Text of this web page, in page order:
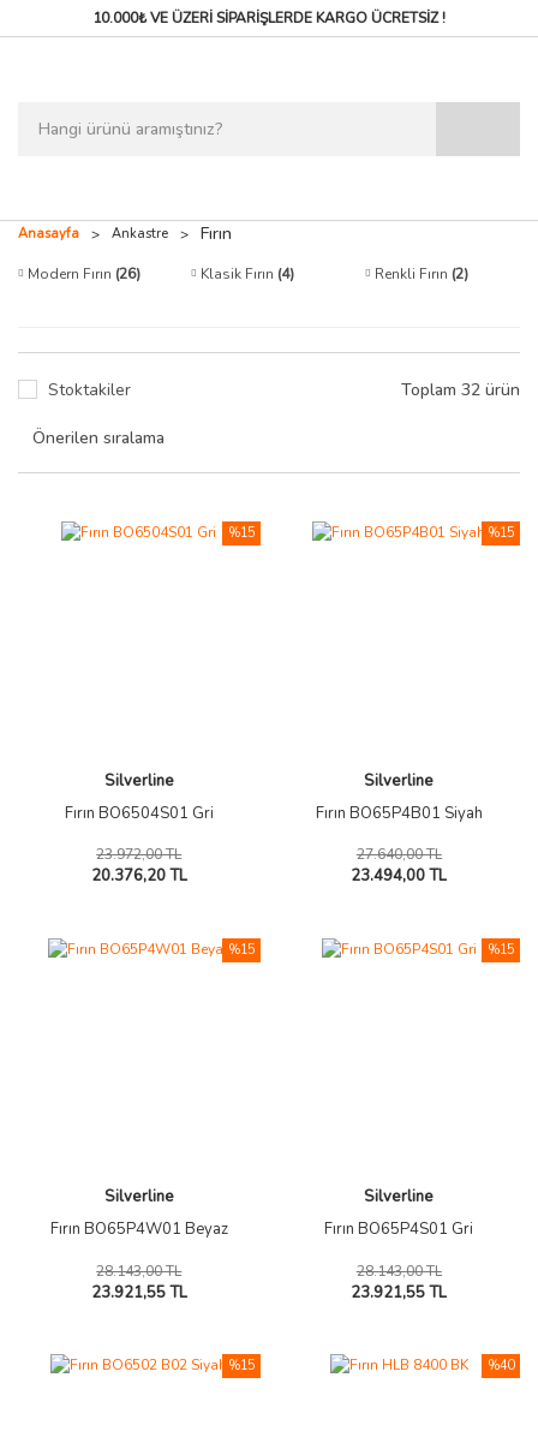
10.000₺ VE ÜZERİ SİPARİŞLERDEKARGO ÜCRETSİZ !
Anasayfa Ankastre Fırın
Modern Fırın (26) Klasik Fırın (4) Renkli Fırın (2)
Stoktakiler Toplam 32 ürün
Silverline
Fırın BO6504S01 Gri
23.972,00 TL
20.376,20 TL
%15
Silverline
Fırın BO65P4B01 Siyah
27.640,00 TL
23.494,00 TL
%15
Silverline
Fırın BO65P4W01 Beyaz
28.143,00 TL
23.921,55 TL
%15
Silverline
Fırın BO65P4S01 Gri
28.143,00 TL
23.921,55 TL
%15
%15 %40